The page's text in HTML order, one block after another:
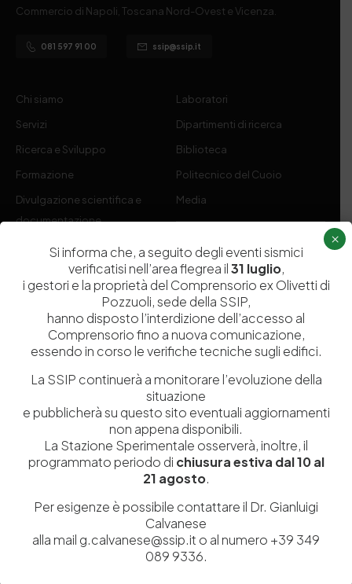
Commercio di Napoli, Toscana Nord-Ovest e Vicenza.
081 597 91 00 ssip@ssip.it
Chi siamo
Servizi
Ricerca e Sviluppo
Formazione
Divulgazione scientifica e
documentazione
Contribuenti
Laboratori
Dipartimenti di ricerca
Biblioteca
Politecnico del Cuoio
Media
Amministrazione Trasparente
Codice fiscale e Partita Iva07936981211
Iscrizione REA
NA 920756
Codice di iscrizione all’Anagrafe Nazionale delle Ricerche del
MIUR 000290_EIRI
Euro9.690.240,00
stazionesperimentaleindustriapelli@legalmail.it
Sede legaleVia Campi Flegrei, 34 – 80078 Pozzuoli (NA) – Tel. +39
Si informa che, a seguito degli eventi sismici
verificatisi nell’area flegrea il31 luglio,
i gestori e la proprietà del Comprensorio ex Olivetti di
Pozzuoli, sede della SSIP,
hanno disposto l’interdizione dell’accesso al
Comprensorio fino a nuova comunicazione,
essendo in corso le verifiche tecniche sugli edifici.
La SSIP continuerà a monitorare l’evoluzione della
situazione
e pubblicherà su questo sito eventuali aggiornamenti
non appena disponibili.
La Stazione Sperimentale osserverà, inoltre, il
programmato periodo di chiusura estiva dal 10 al
21 agosto.
Per esigenze è possibile contattare il Dr. Gianluigi
Calvanese
alla mail g.calvanese@ssip.it o al numero +39 349
089 9336.
×